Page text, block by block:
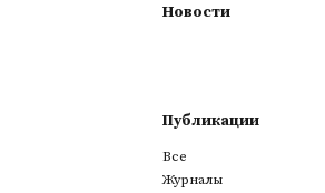
Новости
Публикации
Все
Журналы